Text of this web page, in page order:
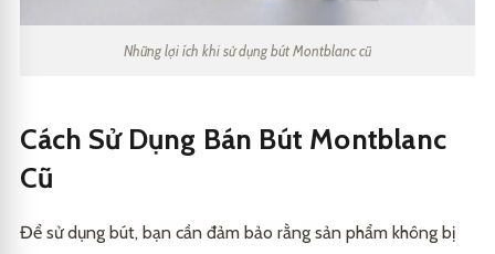
Những lợi ích khi sử dụng bút Montblanc cũ
Cách Sử Dụng Bán Bút Montblanc
Cũ
Để sử dụng bút, bạn cần đảm bảo rằng sản phẩm không bị